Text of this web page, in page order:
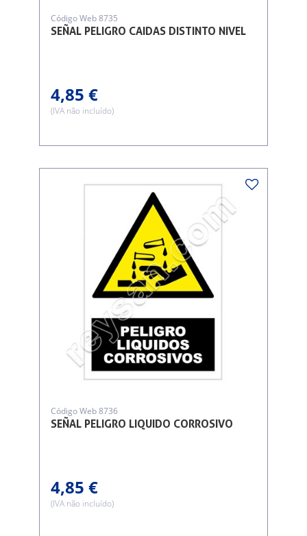
SEÑAL PELIGRO CAIDAS DISTINTO NIVEL
Código Web 8735
4,85 €
(IVA não incluído)
SEÑAL PELIGRO LIQUIDO CORROSIVO
Código Web 8736
4,85 €
(IVA não incluído)